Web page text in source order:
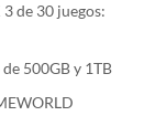
de 30 juegos:
500GB y 1TB